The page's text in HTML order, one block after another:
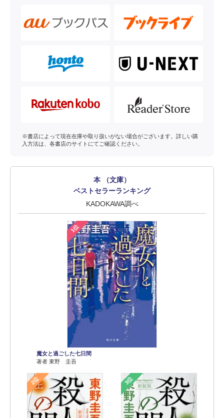
※書店によって現在在庫や取り扱いがない場合がございます。詳しい購
入方法は、各書店のサイトにてご確認ください。
本 （文庫）
ベストセラーランキング
KADOKAWA調べ
1位
魔女と過ごした七日間
著者 東野 圭吾
2位 3位